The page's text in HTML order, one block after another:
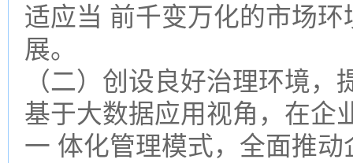
适应当 前千变万化的市场
展。
（二）创设良好治理环境，
基于大数据应用视角，在企
一 体化管理模式，全面推